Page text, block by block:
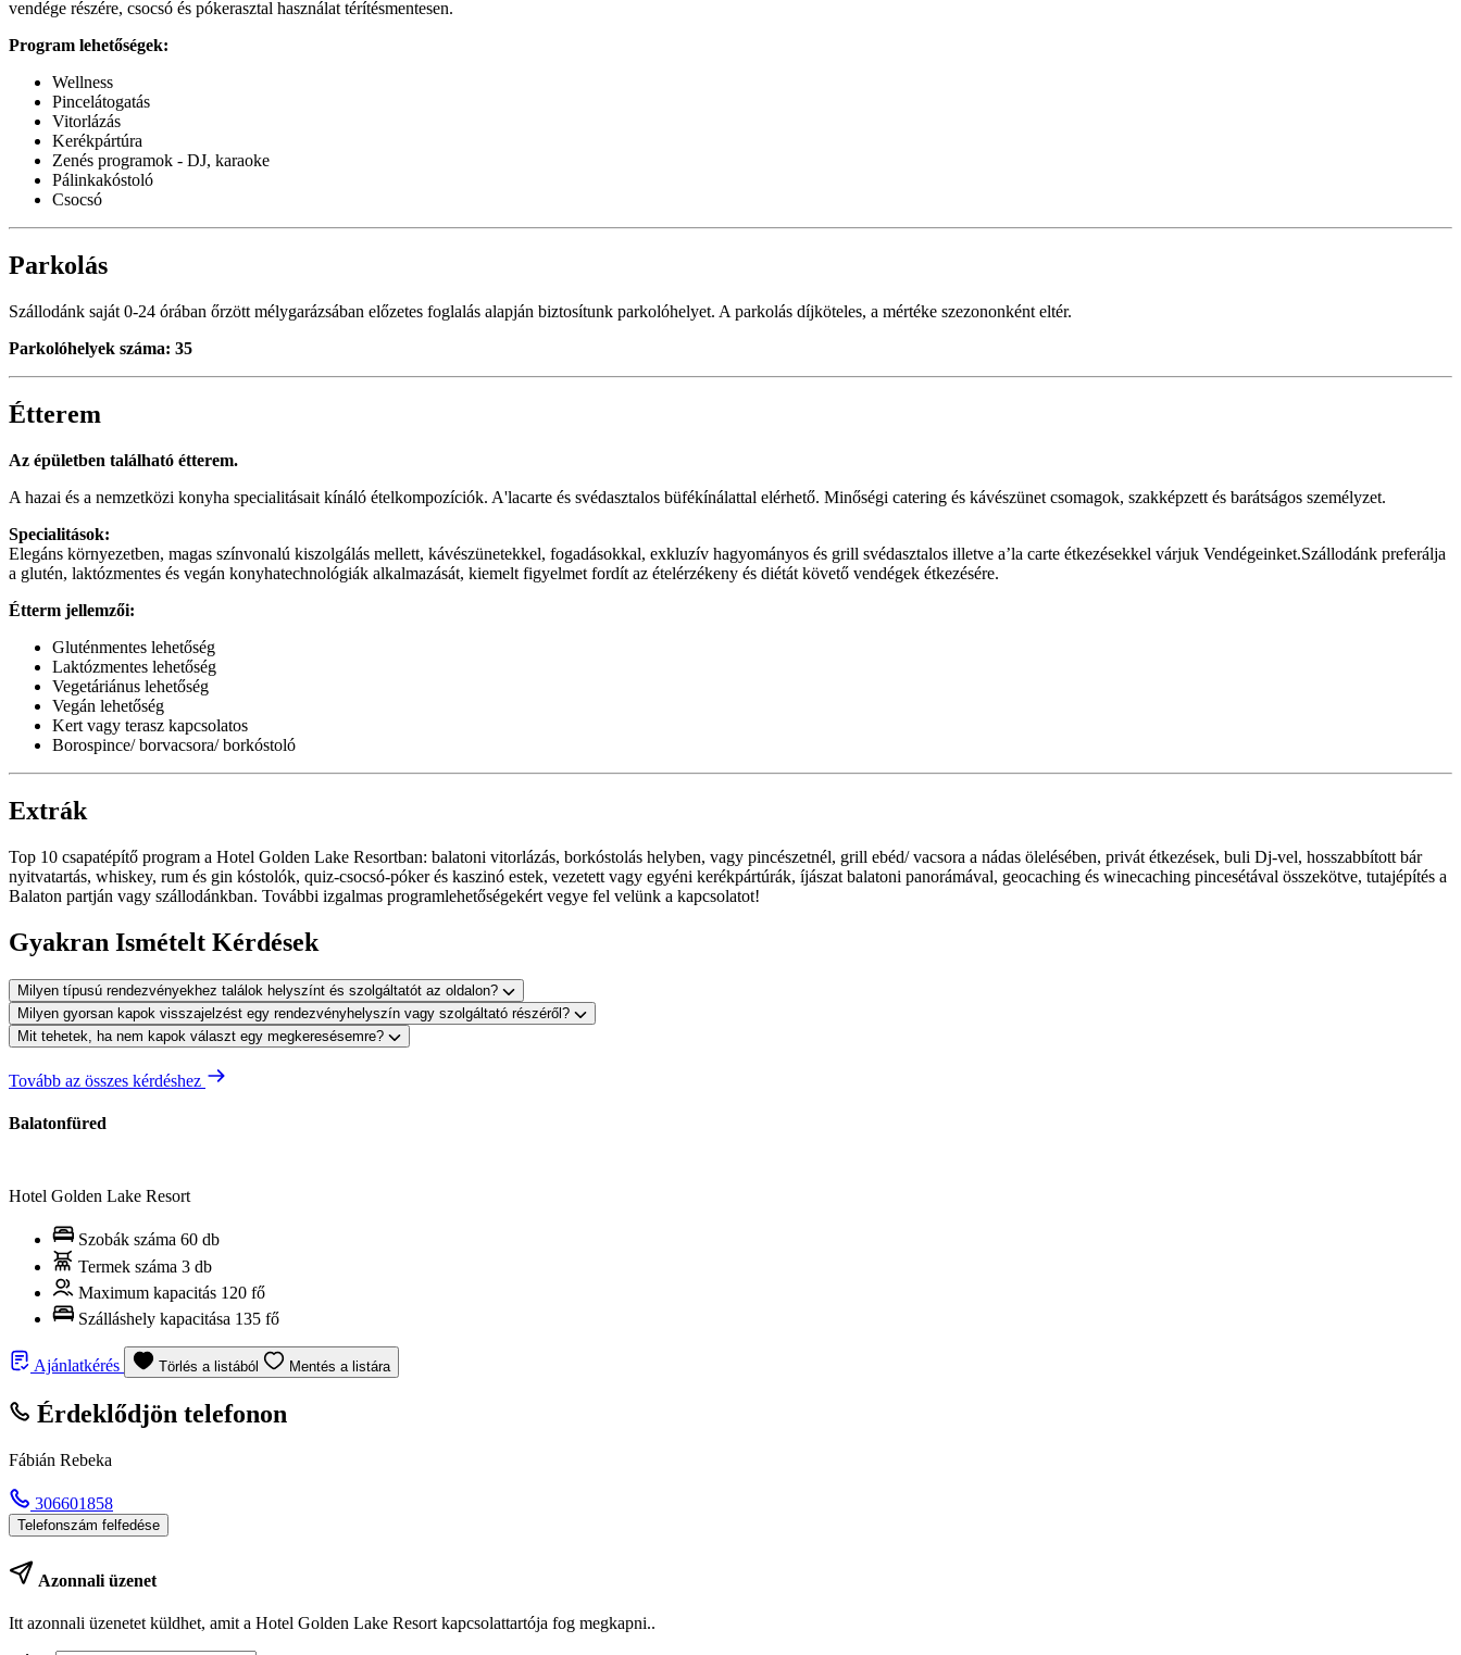
vendége részére, csocsó és pókerasztal használat térítésmentesen.
Program lehetőségek:
Wellness
Pincelátogatás
Vitorlázás
Kerékpártúra
Zenés programok - DJ, karaoke
Pálinkakóstoló
Csocsó
Parkolás
Szállodánk saját 0-24 órában őrzött mélygarázsában előzetes foglalás alapján biztosítunk parkolóhelyet. A parkolás díjköteles, a mértéke szezononként eltér.
Parkolóhelyek száma: 35
Étterem
Az épületben található étterem.
A hazai és a nemzetközi konyha specialitásait kínáló ételkompozíciók. A'lacarte és svédasztalos büfékínálattal elérhető. Minőségi catering és kávészünet csomagok, szakképzett és barátságos személyzet.
Specialitások:
Elegáns környezetben, magas színvonalú kiszolgálás mellett, kávészünetekkel, fogadásokkal, exkluzív hagyományos és grill svédasztalos illetve a’la carte étkezésekkel várjuk Vendégeinket.Szállodánk preferálja
a glutén, laktózmentes és vegán konyhatechnológiák alkalmazását, kiemelt figyelmet fordít az ételérzékeny és diétát követő vendégek étkezésére.
Étterm jellemzői:
Gluténmentes lehetőség
Laktózmentes lehetőség
Vegetáriánus lehetőség
Vegán lehetőség
Kert vagy terasz kapcsolatos
Borospince/ borvacsora/ borkóstoló
Extrák
Top 10 csapatépítő program a Hotel Golden Lake Resortban: balatoni vitorlázás, borkóstolás helyben, vagy pincészetnél, grill ebéd/ vacsora a nádas ölelésében, privát étkezések, buli Dj-vel, hosszabbított bár
nyitvatartás, whiskey, rum és gin kóstolók, quiz-csocsó-póker és kaszinó estek, vezetett vagy egyéni kerékpártúrák, íjászat balatoni panorámával, geocaching és winecaching pincesétával összekötve, tutajépítés a
Balaton partján vagy szállodánkban. További izgalmas programlehetőségekért vegye fel velünk a kapcsolatot!
Gyakran Ismételt Kérdések
Milyen típusú rendezvényekhez találok helyszínt és szolgáltatót az oldalon?
Milyen gyorsan kapok visszajelzést egy rendezvényhelyszín vagy szolgáltató részéről?
Mit tehetek, ha nem kapok választ egy megkeresésemre?
Tovább az összes kérdéshez
Balatonfüred
Hotel Golden Lake Resort
Szobák száma 60 db
Termek száma 3 db
Maximum kapacitás 120 fő
Szálláshely kapacitása 135 fő
Ajánlatkérés Törlés a listából Mentés a listára
Érdeklődjön telefonon
Fábián Rebeka
306601858
Telefonszám felfedése
Azonnali üzenet
Itt azonnali üzenetet küldhet, amit a Hotel Golden Lake Resort kapcsolattartója fog megkapni..